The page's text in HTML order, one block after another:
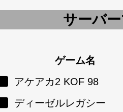
サーバ
ゲーム名
アケアカ2 KOF 98
ディーゼルレガシー